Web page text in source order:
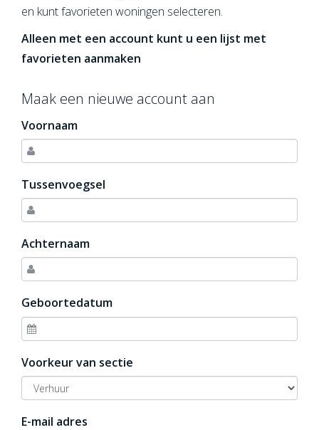
en kunt favorieten woningen selecteren.
Alleen met een account kunt u een lijst met
favorieten aanmaken
Maak een nieuwe account aan
Voornaam
Tussenvoegsel
Achternaam
Geboortedatum
Voorkeur van sectie
E-mail adres